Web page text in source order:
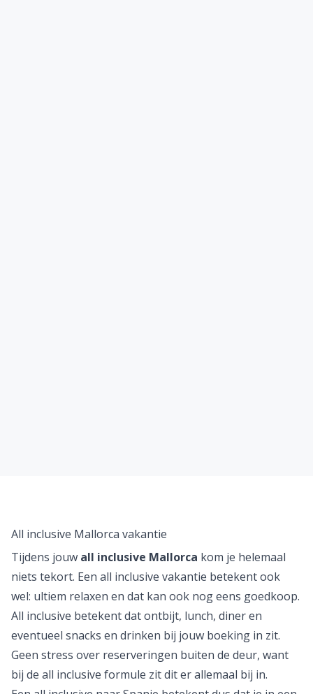
Tijdens jouw
kom je helemaal
wel: ultiem relaxen en dat kan ook nog eens goedkoop.
betekent dat ontbijt, lunch, diner en
eventueel snacks en drinken bij jouw boeking in zit.
Geen stress over reserveringen buiten de deur, want
bij de all inclusive formule zit dit er allemaal bij in.